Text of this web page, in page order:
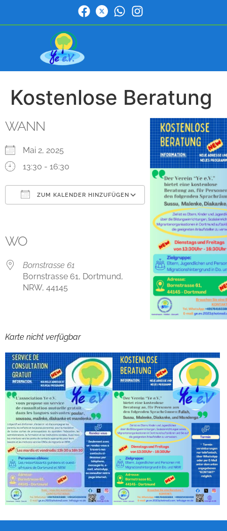
Kostenlose Beratung
WANN
Mai 2, 2025
13:30 - 16:30
ZUM KALENDER HINZUFÜGEN
Outlook Live
WO
Bornstrasse 61
Bornstrasse 61, Dortmund,
NRW, 44145
Karte nicht verfügbar